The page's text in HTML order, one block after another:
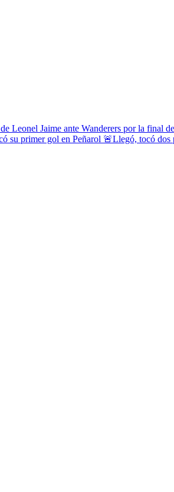
Leonel Jaime ante Wanderers por la final
su primer gol en Peñarol 🚨Llegó, tocó dos